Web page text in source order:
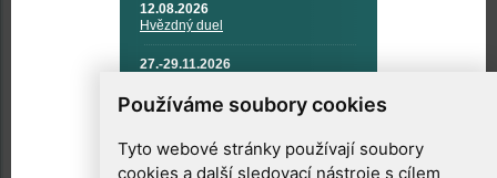
Používáme soubory cookies
Tyto webové stránky používají soubory
cookies a další sledovací nástroje s cílem
12.08.2026
Hvězdný duel
27.-29.11.2026
TECHNIKA A KOSMICKÉ
TECHNOLOGIE